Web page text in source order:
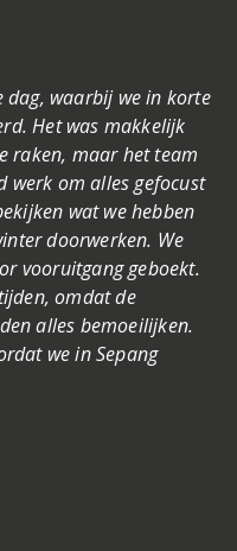
dag, waarbij we in korte
Het was makkelijk
raken, maar het team
werk om alles gefocust
wat we hebben
doorwerken. We
vooruitgang geboekt.
omdat de
alles bemoeilijken.
we in Sepang